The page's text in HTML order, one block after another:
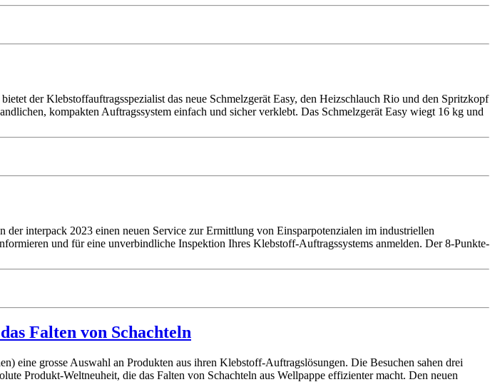
der Klebstoffauftragsspezialist das neue Schmelzgerät Easy, den Heizschlauch Rio und den Spritzkopf
kompakten Auftragssystem einfach und sicher verklebt. Das Schmelzgerät Easy wiegt 16 kg und
interpack 2023 einen neuen Service zur Ermittlung von Einsparpotenzialen im industriellen
und für eine unverbindliche Inspektion Ihres Klebstoff-Auftragssystems anmelden. Der 8-Punkte-
Falten von Schachteln
eine grosse Auswahl an Produkten aus ihren Klebstoff-Auftragslösungen. Die Besuchen sahen drei
Produkt-Weltneuheit, die das Falten von Schachteln aus Wellpappe effizienter macht. Den neuen